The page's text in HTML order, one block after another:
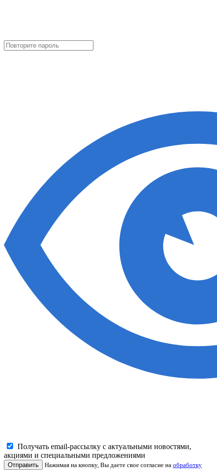
Получать email-рассылку с актуальными новостями,
акциями и специальными предложениями
Отправить Нажимая на кнопку, Вы даете свое согласие на обработку